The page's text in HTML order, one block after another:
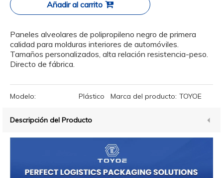
Añadir al carrito
Paneles alveolares de polipropileno negro de primera
calidad para molduras interiores de automóviles.
Tamaños personalizados, alta relación resistencia-peso.
Directo de fábrica.
Modelo: Plástico Marca del producto: TOYOE
Descripción del Producto